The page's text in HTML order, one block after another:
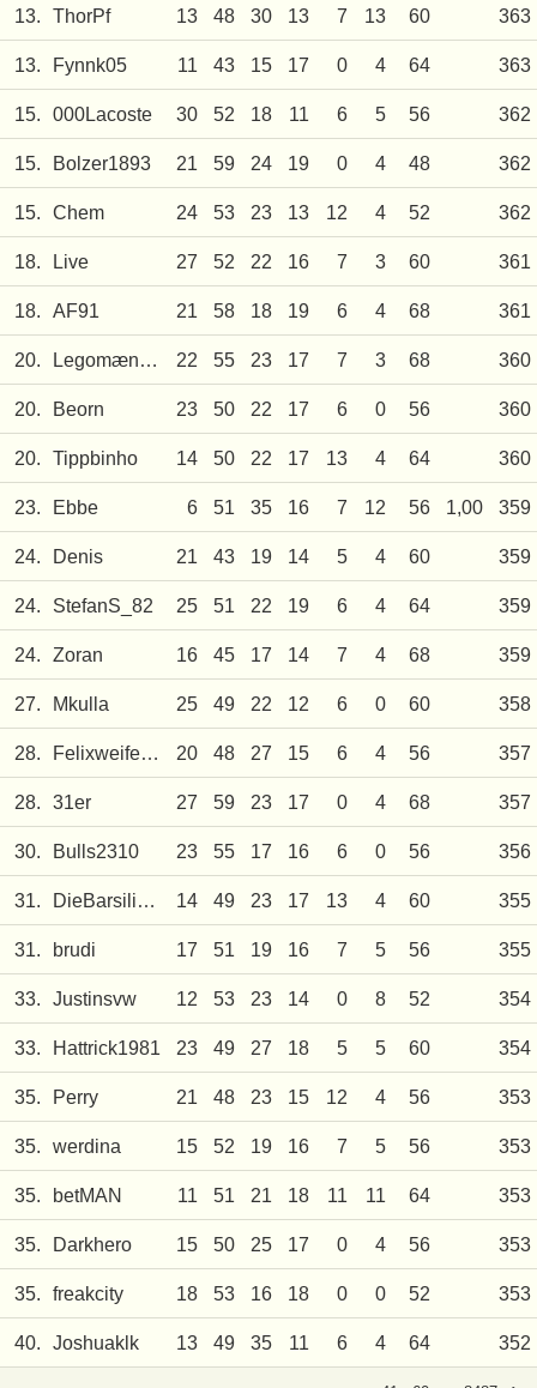
13. ThorPf 13 48 30 13 7 13 60 363
13. Fynnk05 11 43 15 17 0 4 64 363
15. 000Lacoste 30 52 18 11 6 5 56 362
15. Bolzer1893 21 59 24 19 0 4 48 362
15. Chem 24 53 23 13 12 4 52 362
18. Live 27 52 22 16 7 3 60 361
18. AF91 21 58 18 19 6 4 68 361
20. Legomænnchen 22 55 23 17 7 3 68 360
20. Beorn 23 50 22 17 6 0 56 360
20. Tippbinho 14 50 22 17 13 4 64 360
23. Ebbe 6 51 35 16 7 12 56 1,00 359
24. Denis 21 43 19 14 5 4 60 359
24. StefanS_82 25 51 22 19 6 4 64 359
24. Zoran 16 45 17 14 7 4 68 359
27. Mkulla 25 49 22 12 6 0 60 358
28. Felixweifenbach 20 48 27 15 6 4 56 357
28. 31er 27 59 23 17 0 4 68 357
30. Bulls2310 23 55 17 16 6 0 56 356
31. DieBarsilianer 14 49 23 17 13 4 60 355
31. brudi 17 51 19 16 7 5 56 355
33. Justinsvw 12 53 23 14 0 8 52 354
33. Hattrick1981 23 49 27 18 5 5 60 354
35. Perry 21 48 23 15 12 4 56 353
35. werdina 15 52 19 16 7 5 56 353
35. betMAN 11 51 21 18 11 11 64 353
35. Darkhero 15 50 25 17 0 4 56 353
35. freakcity 18 53 16 18 0 0 52 353
40. Joshuaklk 13 49 35 11 6 4 64 352